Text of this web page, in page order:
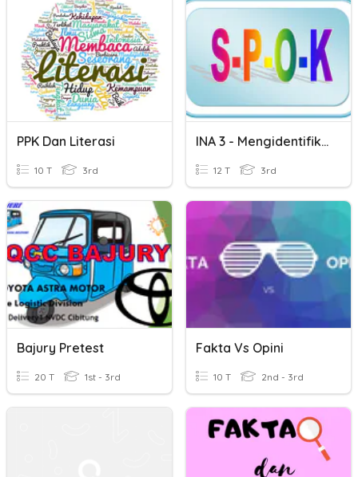
PPK Dan Literasi
10 T 3rd
INA 3 - Mengidentifikasi SPOK Dalam Kalimat
12 T 3rd
Bajury Pretest
20 T 1st - 3rd
Fakta Vs Opini
10 T 2nd - 3rd